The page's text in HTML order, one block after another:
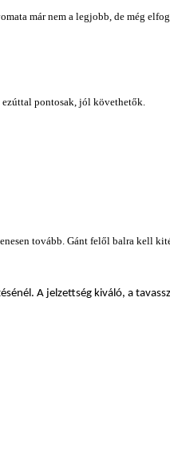
már nem a legjobb, de még
pontosak, jól követhetők.
tovább. Gánt felől balra kell
. A jelzettség kiváló, a